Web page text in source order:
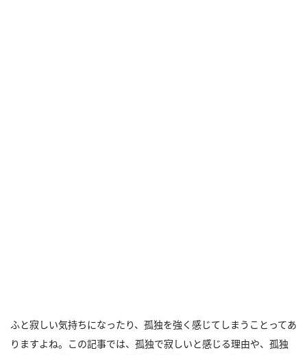
ふと寂しい気持ちになったり、孤独を強く感じてしまうことってあ
りますよね。この記事では、孤独で寂しいと感じる理由や、孤独